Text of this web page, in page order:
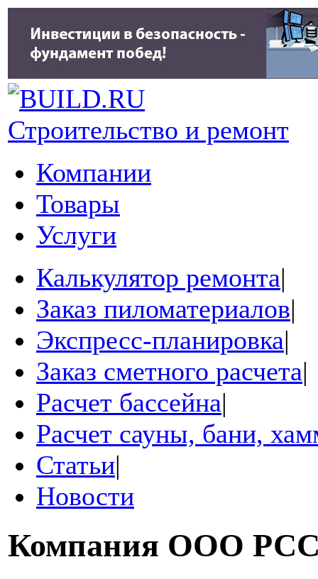
Строительство и ремонт
Компании
Товары
Услуги
Калькулятор ремонта|
Заказ пиломатериалов|
Экспресс-планировка|
Заказ сметного расчета|
Расчет бассейна|
Расчет сауны, бани,
Статьи|
Новости
Компания ООО